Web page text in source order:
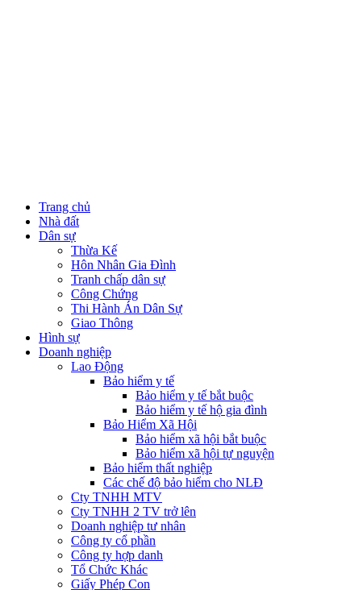
Trang chủ
Nhà đất
Dân sự
Thừa Kế
Hôn Nhân Gia Đình
Tranh chấp dân sự
Công Chứng
Thi Hành Án Dân Sự
Giao Thông
Hình sự
Doanh nghiệp
Lao Động
Bảo hiểm y tế
Bảo hiểm y tế bắt buộc
Bảo hiểm y tế hộ gia đình
Bảo Hiểm Xã Hội
Bảo hiểm xã hội bắt buộc
Bảo hiểm xã hội tự nguyện
Bảo hiểm thất nghiệp
Các chế độ bảo hiểm cho NLĐ
Cty TNHH MTV
Cty TNHH 2 TV trở lên
Doanh nghiệp tư nhân
Công ty cổ phần
Công ty hợp danh
Tổ Chức Khác
Giấy Phép Con